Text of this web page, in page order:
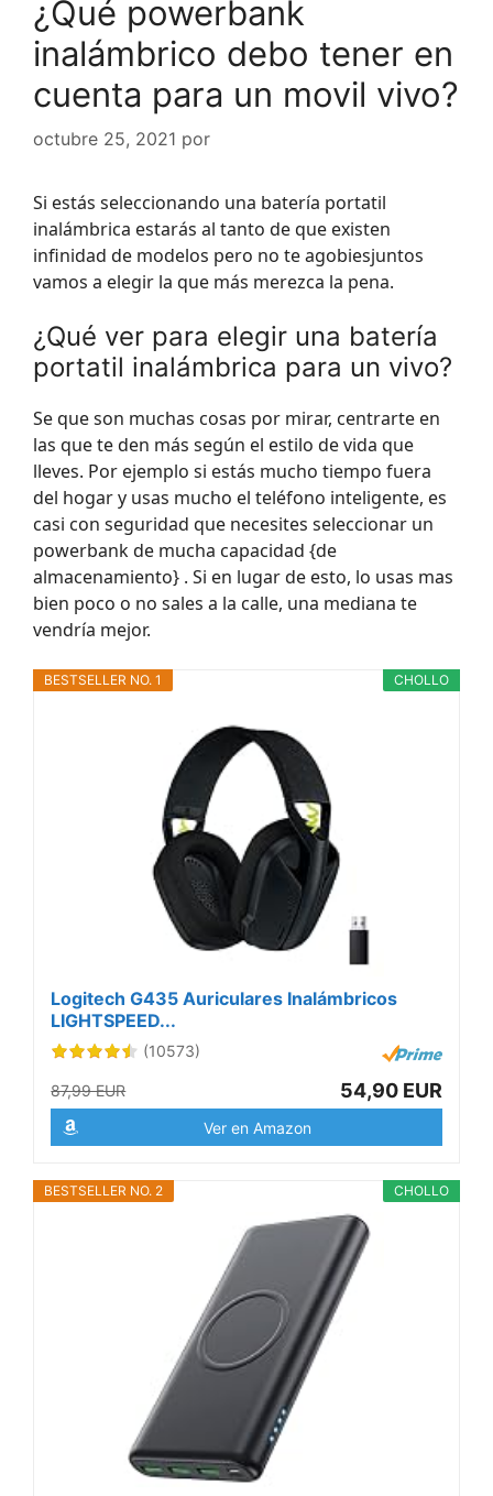
¿Qué powerbank
inalámbrico debo tener en
cuenta para un movil vivo?
octubre 25, 2021 por
Si estás seleccionando una batería portatil
inalámbrica estarás al tanto de que existen
infinidad de modelos pero no te agobiesjuntos
vamos a elegir la que más merezca la pena.
¿Qué ver para elegir una batería
portatil inalámbrica para un vivo?
Se que son muchas cosas por mirar, centrarte en
las que te den más según el estilo de vida que
lleves. Por ejemplo si estás mucho tiempo fuera
del hogar y usas mucho el teléfono inteligente, es
casi con seguridad que necesites seleccionar un
powerbank de mucha capacidad {de
almacenamiento} . Si en lugar de esto, lo usas mas
bien poco o no sales a la calle, una mediana te
vendría mejor.
CHOLLO
BESTSELLER NO. 1
Logitech G435 Auriculares Inalámbricos
LIGHTSPEED...
(10573)
87,99 EUR 54,90 EUR
Ver en Amazon
CHOLLO
BESTSELLER NO. 2